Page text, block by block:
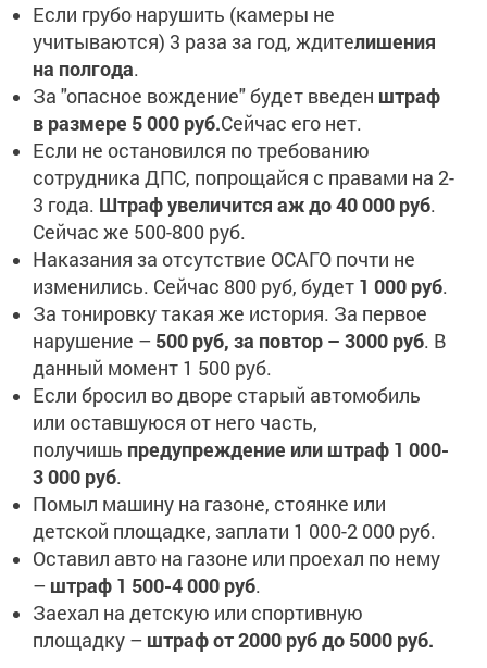
Если грубо нарушить (камеры не
учитываются) 3 раза за год, ждителишения
на полгода.
За "опасное вождение" будет введен штраф
в размере 5 000 руб.Сейчас его нет.
Если не остановился по требованию
сотрудника ДПС, попрощайся с правами на 2-
3 года. Штраф увеличится аж до 40 000 руб.
Сейчас же 500-800 руб.
Наказания за отсутствие ОСАГО почти не
изменились. Сейчас 800 руб, будет 1 000 руб.
За тонировку такая же история. За первое
нарушение – 500 руб, за повтор – 3000 руб. В
данный момент 1 500 руб.
Если бросил во дворе старый автомобиль
или оставшуюся от него часть,
получишь предупреждение или штраф 1 000-
3 000 руб.
Помыл машину на газоне, стоянке или
детской площадке, заплати 1 000-2 000 руб.
Оставил авто на газоне или проехал по нему
– штраф 1 500-4 000 руб.
Заехал на детскую или спортивную
площадку – штраф от 2000 руб до 5000 руб.